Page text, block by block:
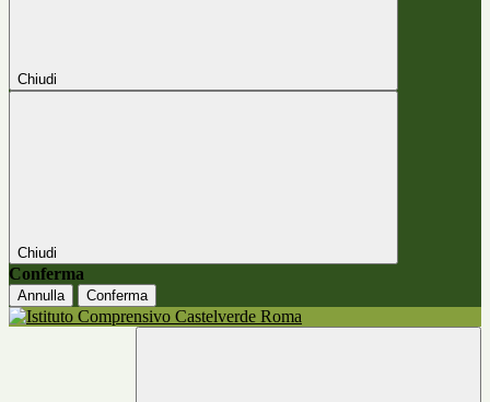
Chiudi
Chiudi
Conferma
Annulla Conferma